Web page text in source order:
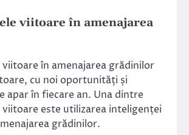
viitoare în amenajarea
viitoare în amenajarea grădinilor
cu noi oportunități și
apar în fiecare an. Una dintre
viitoare este utilizarea inteligenței
grădinilor.